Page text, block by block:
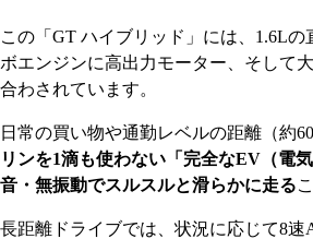
この「GT ハイブリッド」には、1.6Lの
ボエンジンに高出力モーター、そして
合わされています。
日常の買い物や通勤レベルの距離（約
リンを1滴も使わない「完全なEV（電
音・無振動でスルスルと滑らかに走る
長距離ドライブでは、状況に応じて8速